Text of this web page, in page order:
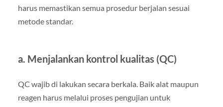
harus memastikan semua prosedur berjalan sesuai
metode standar.
a. Menjalankan kontrol kualitas (QC)
QC wajib di lakukan secara berkala. Baik alat maupun
reagen harus melalui proses pengujian untuk